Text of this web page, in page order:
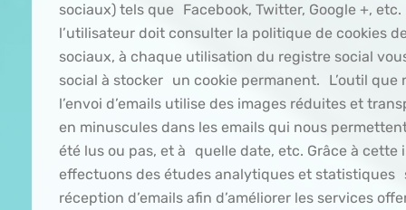
sociaux) tels que Facebook, Twitter, Google +, etc.
l’utilisateur doit consulter la politique de cookies
sociaux, à chaque utilisation du registre social
social à stocker un cookie permanent. L’outil que
l’envoi d’emails utilise des images réduites et
en minuscules dans les emails qui nous
été lus ou pas, et à quelle date, etc. Grâce à cette
effectuons des études analytiques et statistiques
réception d’emails afin d’améliorer les services